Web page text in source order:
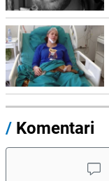
/ Komentari